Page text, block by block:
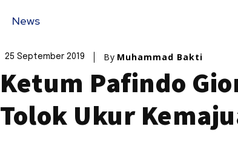
News
25 September 2019 By Muhammad Bakti
Ketum Pafindo
Tolok Ukur